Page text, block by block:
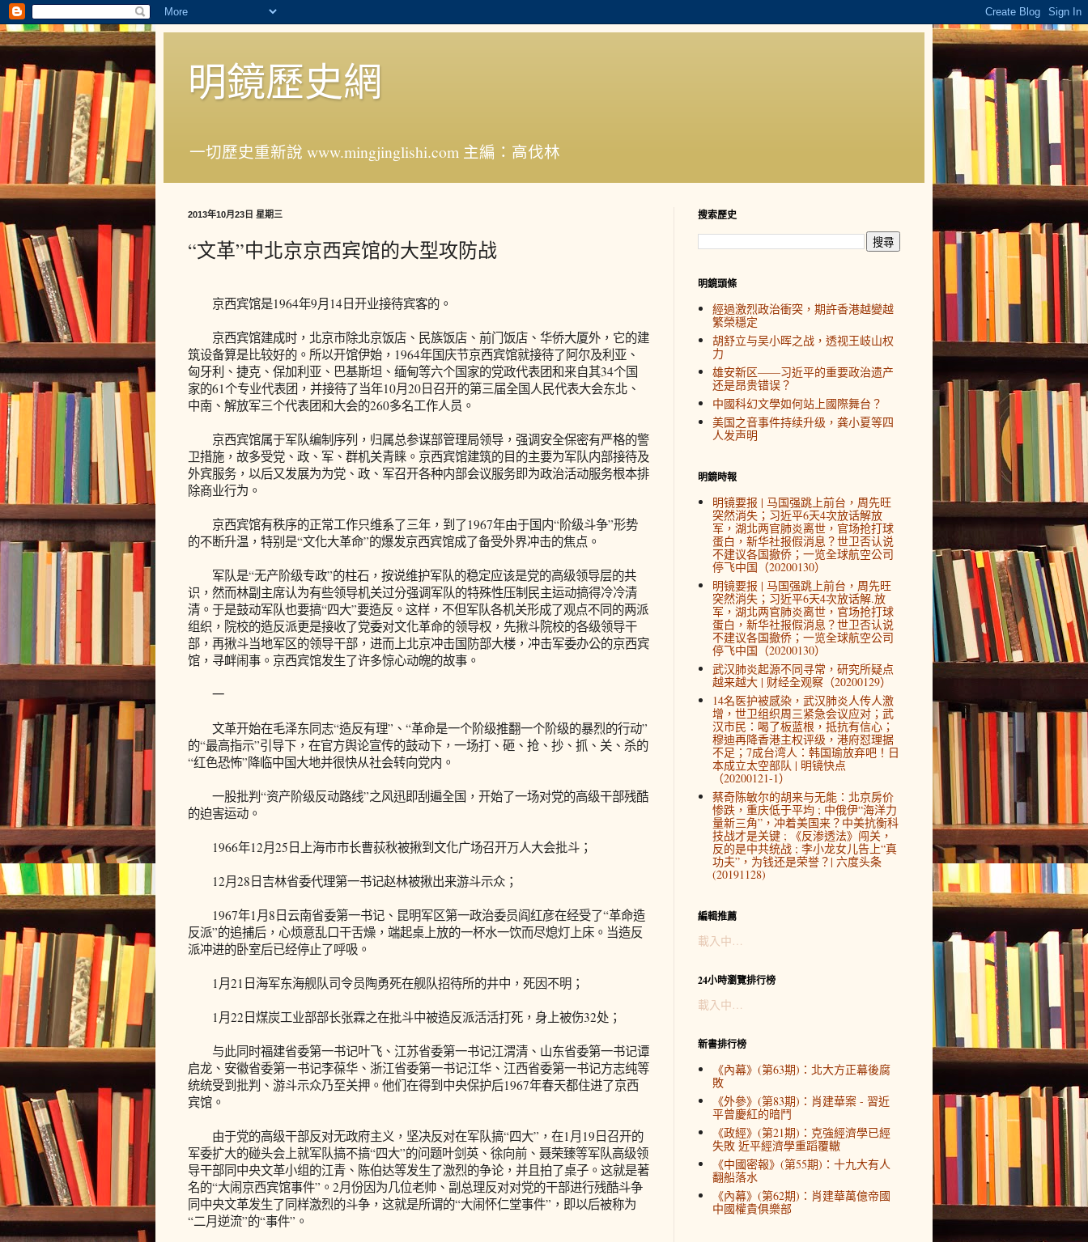
明鏡歷史網
一切歷史重新說 www.mingjinglishi.com 主編：高伐林
2013年10月23日 星期三
“文革”中北京京西宾馆的大型攻防战
京西宾馆是1964年9月14日开业接待宾客的。
京西宾馆建成时，北京市除北京饭店、民族饭店、前门饭店、华侨大厦外，它的建
筑设备算是比较好的。所以开馆伊始，1964年国庆节京西宾馆就接待了阿尔及利亚、
匈牙利、捷克、保加利亚、巴基斯坦、缅甸等六个国家的党政代表团和来自其34个国
家的61个专业代表团，并接待了当年10月20日召开的第三届全国人民代表大会东北、
中南、解放军三个代表团和大会的260多名工作人员。
京西宾馆属于军队编制序列，归属总参谋部管理局领导，强调安全保密有严格的警
卫措施，故多受党、政、军、群机关青睐。京西宾馆建筑的目的主要为军队内部接待及
外宾服务，以后又发展为为党、政、军召开各种内部会议服务即为政治活动服务根本排
除商业行为。
京西宾馆有秩序的正常工作只维系了三年，到了1967年由于国内“阶级斗争”形势
的不断升温，特别是“文化大革命”的爆发京西宾馆成了备受外界冲击的焦点。
军队是“无产阶级专政”的柱石，按说维护军队的稳定应该是党的高级领导层的共
识，然而林副主席认为有些领导机关过分强调军队的特殊性压制民主运动搞得冷冷清
清。于是鼓动军队也要搞“四大”要造反。这样，不但军队各机关形成了观点不同的两派
组织，院校的造反派更是接收了党委对文化革命的领导权，先揪斗院校的各级领导干
部，再揪斗当地军区的领导干部，进而上北京冲击国防部大楼，冲击军委办公的京西宾
馆，寻衅闹事。京西宾馆发生了许多惊心动魄的故事。
一
文革开始在毛泽东同志“造反有理”、“革命是一个阶级推翻一个阶级的暴烈的行动”
的“最高指示”引导下，在官方舆论宣传的鼓动下，一场打、砸、抢、抄、抓、关、杀的
“红色恐怖”降临中国大地并很快从社会转向党内。
一股批判“资产阶级反动路线”之风迅即刮遍全国，开始了一场对党的高级干部残酷
的迫害运动。
1966年12月25日上海市市长曹荻秋被揪到文化广场召开万人大会批斗；
12月28日吉林省委代理第一书记赵林被揪出来游斗示众；
1967年1月8日云南省委第一书记、昆明军区第一政治委员阎红彦在经受了“革命造
反派”的追捕后，心烦意乱口干舌燥，端起桌上放的一杯水一饮而尽熄灯上床。当造反
派冲进的卧室后已经停止了呼吸。
1月21日海军东海舰队司令员陶勇死在舰队招待所的井中，死因不明；
1月22日煤炭工业部部长张霖之在批斗中被造反派活活打死，身上被伤32处；
与此同时福建省委第一书记叶飞、江苏省委第一书记江渭清、山东省委第一书记谭
启龙、安徽省委第一书记李葆华、浙江省委第一书记江华、江西省委第一书记方志纯等
统统受到批判、游斗示众乃至关押。他们在得到中央保护后1967年春天都住进了京西
宾馆。
由于党的高级干部反对无政府主义，坚决反对在军队搞“四大”，在1月19日召开的
军委扩大的碰头会上就军队搞不搞“四大”的问题叶剑英、徐向前、聂荣臻等军队高级领
导干部同中央文革小组的江青、陈伯达等发生了激烈的争论，并且拍了桌子。这就是著
名的“大闹京西宾馆事件”。2月份因为几位老帅、副总理反对对党的干部进行残酷斗争
同中央文革发生了同样激烈的斗争，这就是所谓的“大闹怀仁堂事件”，即以后被称为
“二月逆流”的“事件”。
搜索歷史
明鏡頭條
經過激烈政治衝突，期許香港越變越
繁榮穩定
胡舒立与吴小晖之战，透视王岐山权
力
雄安新区——习近平的重要政治遗产
还是昂贵错误？
中國科幻文學如何站上國際舞台？
美国之音事件持续升级，龚小夏等四
人发声明
明鏡時報
明镜要报 | 马国强跳上前台，周先旺
突然消失；习近平6天4次放话解放
军，湖北两官肺炎离世，官场抢打球
蛋白，新华社报假消息？世卫否认说
不建议各国撤侨；一览全球航空公司
停飞中国（20200130）
明镜要报 | 马国强跳上前台，周先旺
突然消失；习近平6天4次放话解.放
军，湖北两官肺炎离世，官场抢打球
蛋白，新华社报假消息？世卫否认说
不建议各国撤侨；一览全球航空公司
停飞中国（20200130）
武汉肺炎起源不同寻常，研究所疑点
越来越大 | 财经全观察（20200129）
14名医护被感染，武汉肺炎人传人激
增，世卫组织周三紧急会议应对；武
汉市民：喝了板蓝根，抵抗有信心；
穆迪再降香港主权评级，港府怼理据
不足；7成台湾人：韩国瑜放弃吧！日
本成立太空部队 | 明镜快点
（20200121-1）
蔡奇陈敏尔的胡来与无能：北京房价
惨跌，重庆低于平均 ; 中俄伊“海洋力
量新三角”，冲着美国来？中美抗衡科
技战才是关键 ; 《反渗透法》闯关，
反的是中共统战 ; 李小龙女儿告上“真
功夫”，为钱还是荣誉？| 六度头条
(20191128)
編輯推薦
載入中…
24小時瀏覽排行榜
載入中…
新書排行榜
《內幕》(第63期)：北大方正幕後腐
敗
《外參》(第83期)：肖建華案 - 習近
平曾慶紅的暗鬥
《政經》(第21期)：克強經濟學已經
失敗 近平經濟學重蹈覆轍
《中國密報》(第55期)：十九大有人
翻船落水
《內幕》(第62期)：肖建華萬億帝國
中國權貴俱樂部